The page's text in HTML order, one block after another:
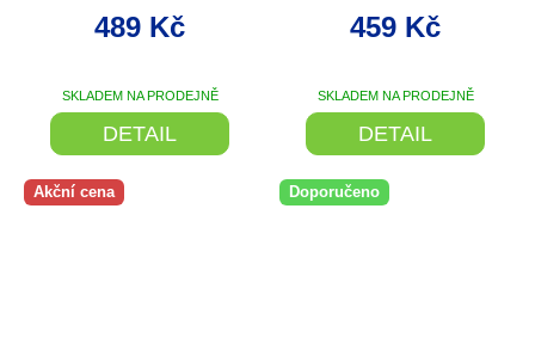
CHIP/7F USB
SKLADEM NA PRODEJNĚ
489 Kč
DETAIL
SKLADEM NA PRODEJNĚ
459 Kč
DETAIL
Akční cena Doporučeno